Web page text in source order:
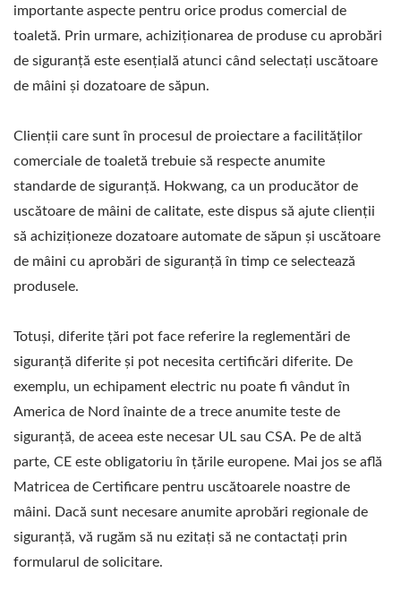
importante aspecte pentru orice produs comercial de
toaletă. Prin urmare, achiziționarea de produse cu aprobări
de siguranță este esențială atunci când selectați uscătoare
de mâini și dozatoare de săpun.
Clienții care sunt în procesul de proiectare a facilităților
comerciale de toaletă trebuie să respecte anumite
standarde de siguranță. Hokwang, ca un producător de
uscătoare de mâini de calitate, este dispus să ajute clienții
să achiziționeze dozatoare automate de săpun și uscătoare
de mâini cu aprobări de siguranță în timp ce selectează
produsele.
Totuși, diferite țări pot face referire la reglementări de
siguranță diferite și pot necesita certificări diferite. De
exemplu, un echipament electric nu poate fi vândut în
America de Nord înainte de a trece anumite teste de
siguranță, de aceea este necesar UL sau CSA. Pe de altă
parte, CE este obligatoriu în țările europene. Mai jos se află
Matricea de Certificare pentru uscătoarele noastre de
mâini. Dacă sunt necesare anumite aprobări regionale de
siguranță, vă rugăm să nu ezitați să ne contactați prin
formularul de solicitare.